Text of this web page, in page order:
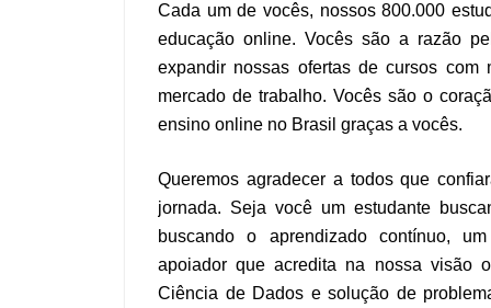
Cada um de vocês, nossos 800.000
educação online. Vocês são a razão
expandir nossas ofertas de cursos
mercado de trabalho. Vocês são o
ensino online no Brasil graças a vocês.
Queremos agradecer a todos que
jornada. Seja você um estudante
buscando o aprendizado contínuo,
apoiador que acredita na nossa visão
Ciência de Dados e solução de